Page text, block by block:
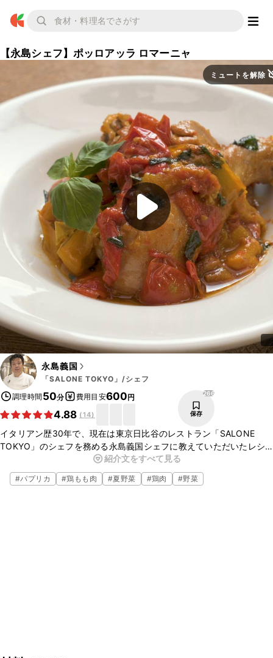
【永島シェフ】ポッロアッラ ロマーニャ
ミュートを解除
永島義国
「SALONE TOKYO」/シェフ
調理時間 50分 費用目安600円
4.88 (14)
266
保存
イタリアン歴30年で、現在は東京日比谷のレストラン「SALONE
TOKYO」のシェフを務める永島義国シェフに教えていただいたレシ
ピをクラシルで再現！今回は、ポッロアーラロマーナのご紹介です。
フライパン一つでお店の味の鶏肉の煮込みがお作りいただけますよ。
紹介文をすべて見る
#パプリカ #鶏もも肉 #夏野菜 #鶏肉 #野菜